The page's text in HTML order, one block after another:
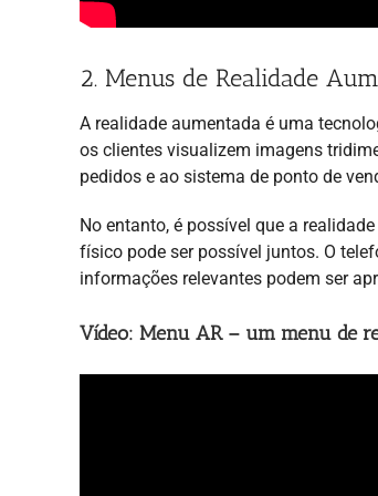
2. Menus de Realidade
A realidade aumentada é uma
os clientes visualizem imagens
pedidos e ao sistema de ponto de
No entanto, é possível que a
físico pode ser possível juntos. O
informações relevantes podem ser
Vídeo: Menu AR – um menu de